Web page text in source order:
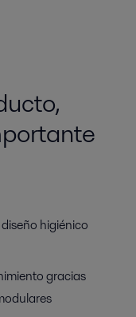
higiénico
gracias